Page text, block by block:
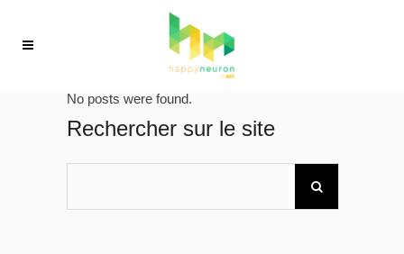
No posts were found.
Rechercher sur le site